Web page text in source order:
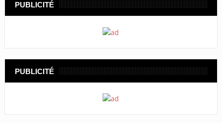
PUBLICITÉ
PUBLICITÉ